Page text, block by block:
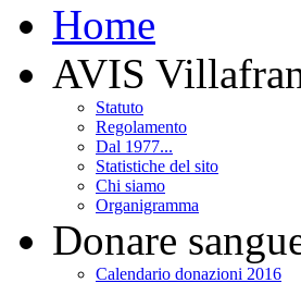
Home
AVIS
Statuto
Regolamento
Dal 1977...
Statistiche del sito
Chi siamo
Organigramma
Donare
Calendario donazioni 2016